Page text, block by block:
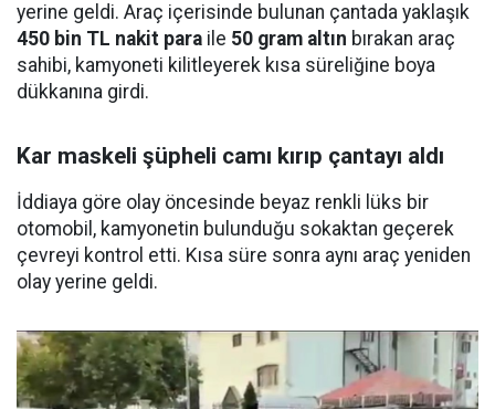
yerine geldi. Araç içerisinde bulunan çantada yaklaşık
450 bin TL nakit para ile 50 gram altın bırakan araç
sahibi, kamyoneti kilitleyerek kısa süreliğine boya
dükkanına girdi.
Kar maskeli şüpheli camı kırıp çantayı aldı
İddiaya göre olay öncesinde beyaz renkli lüks bir
otomobil, kamyonetin bulunduğu sokaktan geçerek
çevreyi kontrol etti. Kısa süre sonra aynı araç yeniden
olay yerine geldi.